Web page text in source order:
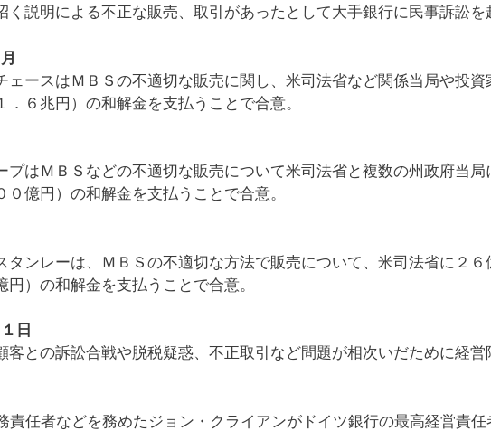
く説明による不正な販売、取引があったとして大手銀行に民事訴訟を
ェースはＭＢＳの不適切な販売に関し、米司法省など関係当局や投資
．６兆円）の和解金を支払うことで合意。
プはＭＢＳなどの不適切な販売について米司法省と複数の州政府当
０億円）の和解金を支払うことで合意。
タンレーは、ＭＢＳの不適切な方法で販売について、米司法省に２６
円）の和解金を支払うことで合意。
日
客との訴訟合戦や脱税疑惑、不正取引など問題が相次いだために経営
責任者などを務めたジョン・クライアンがドイツ銀行の最高経営責任